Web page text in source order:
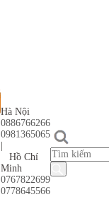
Hà Nội
0886766266
0981365065
Hồ Chí
Minh
0767822699
0778645566